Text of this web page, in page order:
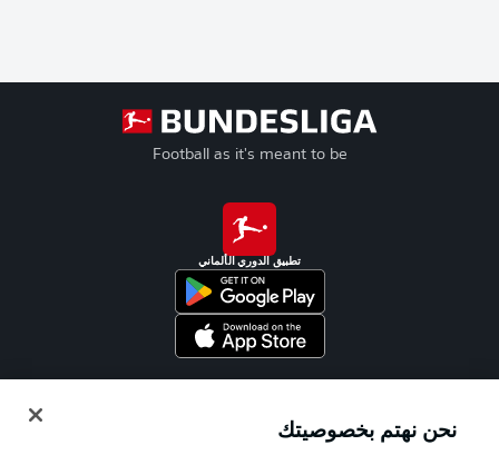
Football as it's meant to be
تطبيق الدوري الألماني
نحن نهتم بخصوصيتك